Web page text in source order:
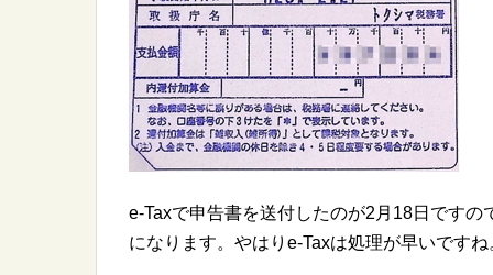
e-Taxで申告書を送付したのが2月18日です
になります。やはりe-Taxは処理が早いですね